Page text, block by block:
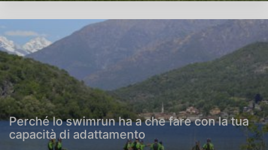
Perché lo swimrun ha a che fare con la tua
capacità di adattamento